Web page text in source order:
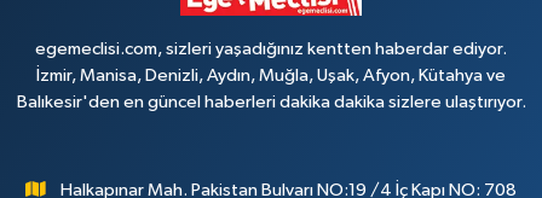
egemeclisi.com, sizleri yaşadığınız kentten haberdar ediyor.
İzmir, Manisa, Denizli, Aydın, Muğla, Uşak, Afyon, Kütahya ve
Balıkesir'den en güncel haberleri dakika dakika sizlere ulaştırıyor.
Halkapınar Mah. Pakistan Bulvarı NO:19 /4 İç Kapı NO: 708